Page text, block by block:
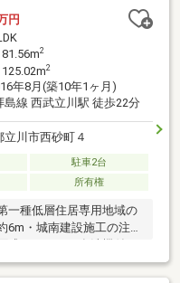
ス可能！ジャパンミー
と暮らしやすい住環境で
円
2
2
年8月(築10年1ヶ月)
島線 西武立川駅 徒歩22分
立川市西砂町４
駐車2台
所有権
一種低層住居専用地域の
・城南建設施工の注文
ト有・約7帖主寝室は南面
種による)・2025年12月IH